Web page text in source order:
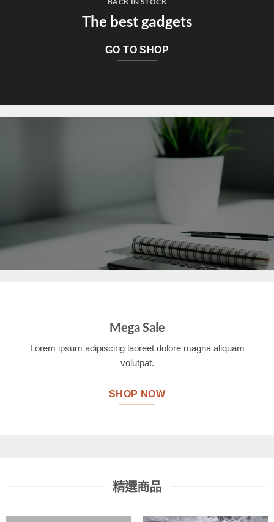
The best gadgets
GO TO SHOP
Mega Sale
Lorem ipsum adipiscing laoreet dolore magna aliquam
volutpat.
SHOP NOW
精選商品